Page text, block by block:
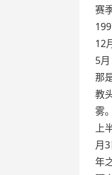
赛
12
5
那
教
雾
上
月
年